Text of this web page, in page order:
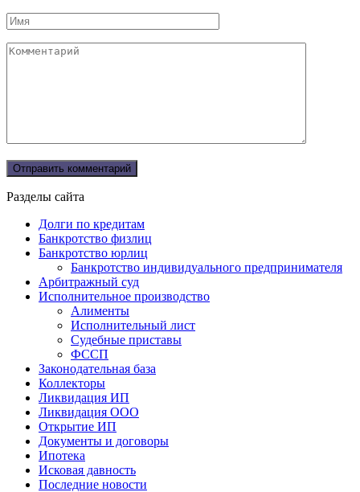
Имя
Комментарий
Разделы сайта
Долги по кредитам
Банкротство физлиц
Банкротство юрлиц
Банкротство индивидуального предпринимателя
Арбитражный суд
Исполнительное производство
Алименты
Исполнительный лист
Судебные приставы
ФССП
Законодательная база
Коллекторы
Ликвидация ИП
Ликвидация ООО
Открытие ИП
Документы и договоры
Ипотека
Исковая давность
Последние новости